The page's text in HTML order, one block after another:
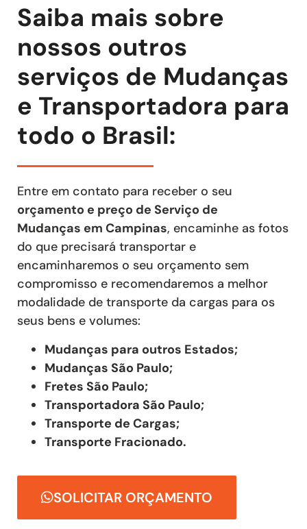
Saiba mais sobre
nossos outros
serviços de Mudanças
e Transportadora para
todo o Brasil:
Entre em contato para receber o seu
orçamento e preço de Serviço de
Mudanças em Campinas, encaminhe as fotos
do que precisará transportar e
encaminharemos o seu orçamento sem
compromisso e recomendaremos a melhor
modalidade de transporte da cargas para os
seus bens e volumes:
Mudanças para outros Estados;
Mudanças São Paulo;
Fretes São Paulo;
Transportadora São Paulo;
Transporte de Cargas;
Transporte Fracionado.
SOLICITAR ORÇAMENTO